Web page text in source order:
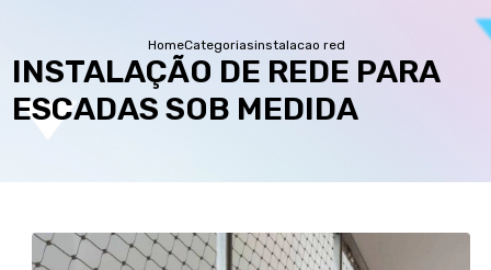
HomeCategoriasinstalacao rede escadas medida
INSTALAÇÃO DE REDE PARA
ESCADAS SOB MEDIDA